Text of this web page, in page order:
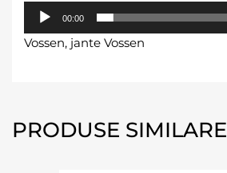
00:00
Vossen, jante Vossen
PRODUSE SIMILARE